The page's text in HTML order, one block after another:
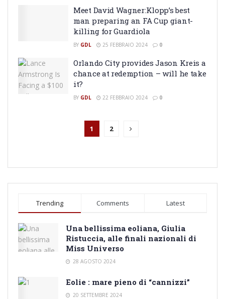
Meet David Wagner:Klopp’s best
man preparing an FA Cup giant-
killing for Guardiola
BY GDL 25 FEBBRAIO 2024 0
Orlando City provides Jason Kreis a
chance at redemption – will he take
it?
BY GDL 22 FEBBRAIO 2024 0
1 2
Trending Comments Latest
Una bellissima eoliana, Giulia
Ristuccia, alle finali nazionali di
Miss Universo
28 AGOSTO 2024
Eolie : mare pieno di “cannizzi”
20 SETTEMBRE 2024